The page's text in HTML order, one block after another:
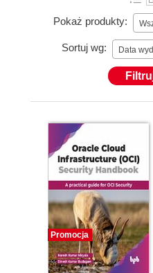
Pokaż produkty:
Sortuj wg: Data
Promocja